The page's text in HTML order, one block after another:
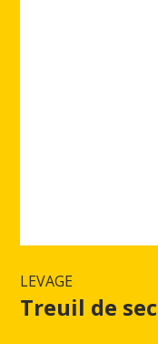
LEVAGE
Treuil de